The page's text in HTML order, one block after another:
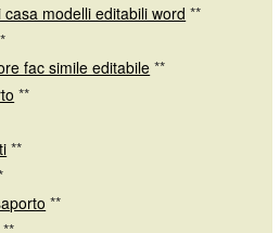
modelli editabili word **
fac simile editabile **
**
**
**